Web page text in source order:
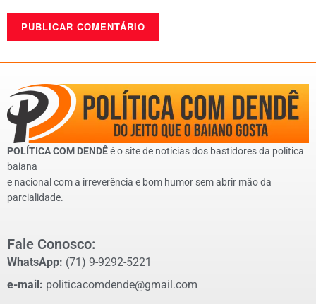
POLÍTICA COM DENDÊé o site de notícias dos bastidores da política
baiana
e nacional com a irreverência e bom humor sem abrir mão da
parcialidade.
Fale Conosco:
WhatsApp: (71) 9-9292-5221
e-mail: politicacomdende@gmail.com